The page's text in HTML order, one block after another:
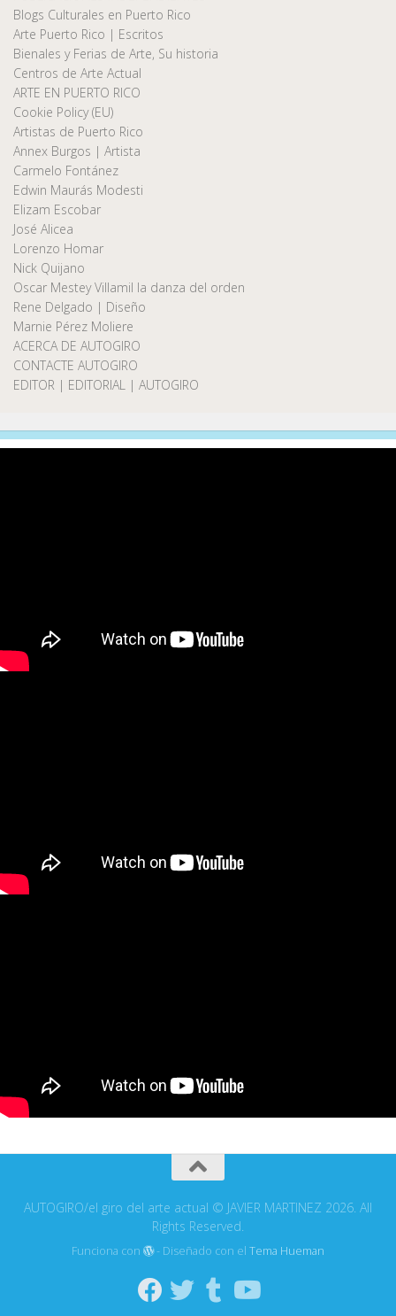
Blogs Culturales en Puerto Rico
Arte Puerto Rico | Escritos
Bienales y Ferias de Arte, Su historia
Centros de Arte Actual
ARTE EN PUERTO RICO
Cookie Policy (EU)
Artistas de Puerto Rico
Annex Burgos | Artista
Carmelo Fontánez
Edwin Maurás Modesti
Elizam Escobar
José Alicea
Lorenzo Homar
Nick Quijano
Oscar Mestey Villamil la danza del orden
Rene Delgado | Diseño
Marnie Pérez Moliere
ACERCA DE AUTOGIRO
CONTACTE AUTOGIRO
EDITOR | EDITORIAL | AUTOGIRO
AUTOGIRO/el giro del arte actual © JAVIER MARTINEZ 2026. All
Rights Reserved.
Funciona con - Diseñado con elTema Hueman